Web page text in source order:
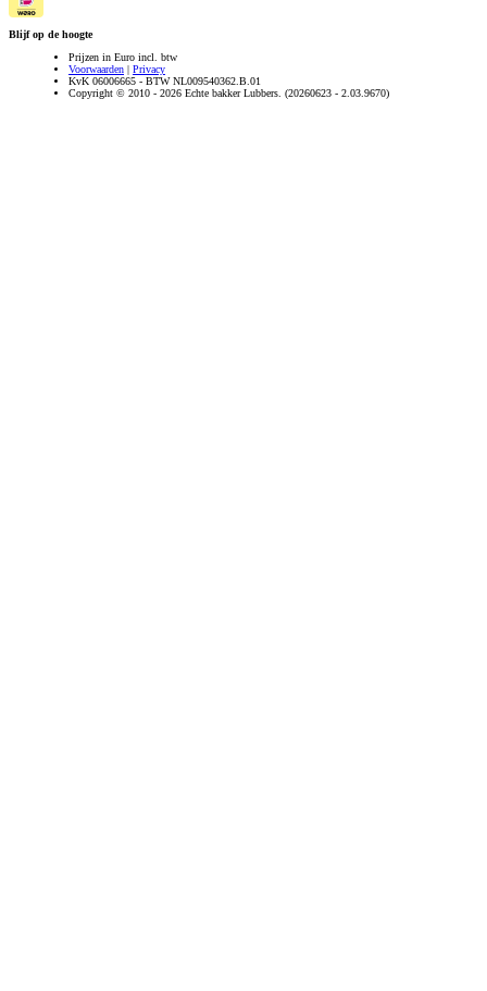
Blijf op de hoogte
Prijzen in Euro incl. btw
Voorwaarden | Privacy
KvK 06006665 - BTW NL009540362.B.01
Copyright © 2010 - 2026 Echte bakker Lubbers. (20260623 - 2.03.9670)